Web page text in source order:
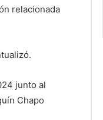
relacionada
junto al
Chapo